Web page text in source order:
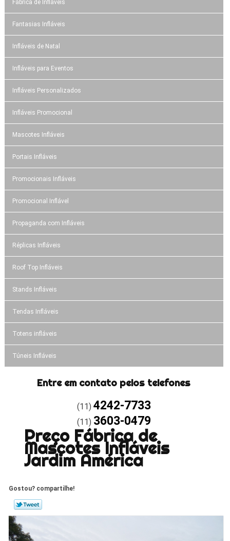
Fábrica de Infláveis
Fantasias Infláveis
Infláveis de Natal
Infláveis para Eventos
Infláveis Personalizados
Infláveis Promocional
Mascotes Infláveis
Portais Infláveis
Promocionais Infláveis
Promocional Inflável
Propaganda com Infláveis
Réplicas Infláveis
Roof Top Infláveis
Stands Infláveis
Tendas Infláveis
Totens infláveis
Túneis Infláveis
Entre em contato pelos telefones
(11) 4242-7733
(11) 3603-0479
Preço Fábrica de
Mascotes Infláveis
Jardim América
Gostou? compartilhe!